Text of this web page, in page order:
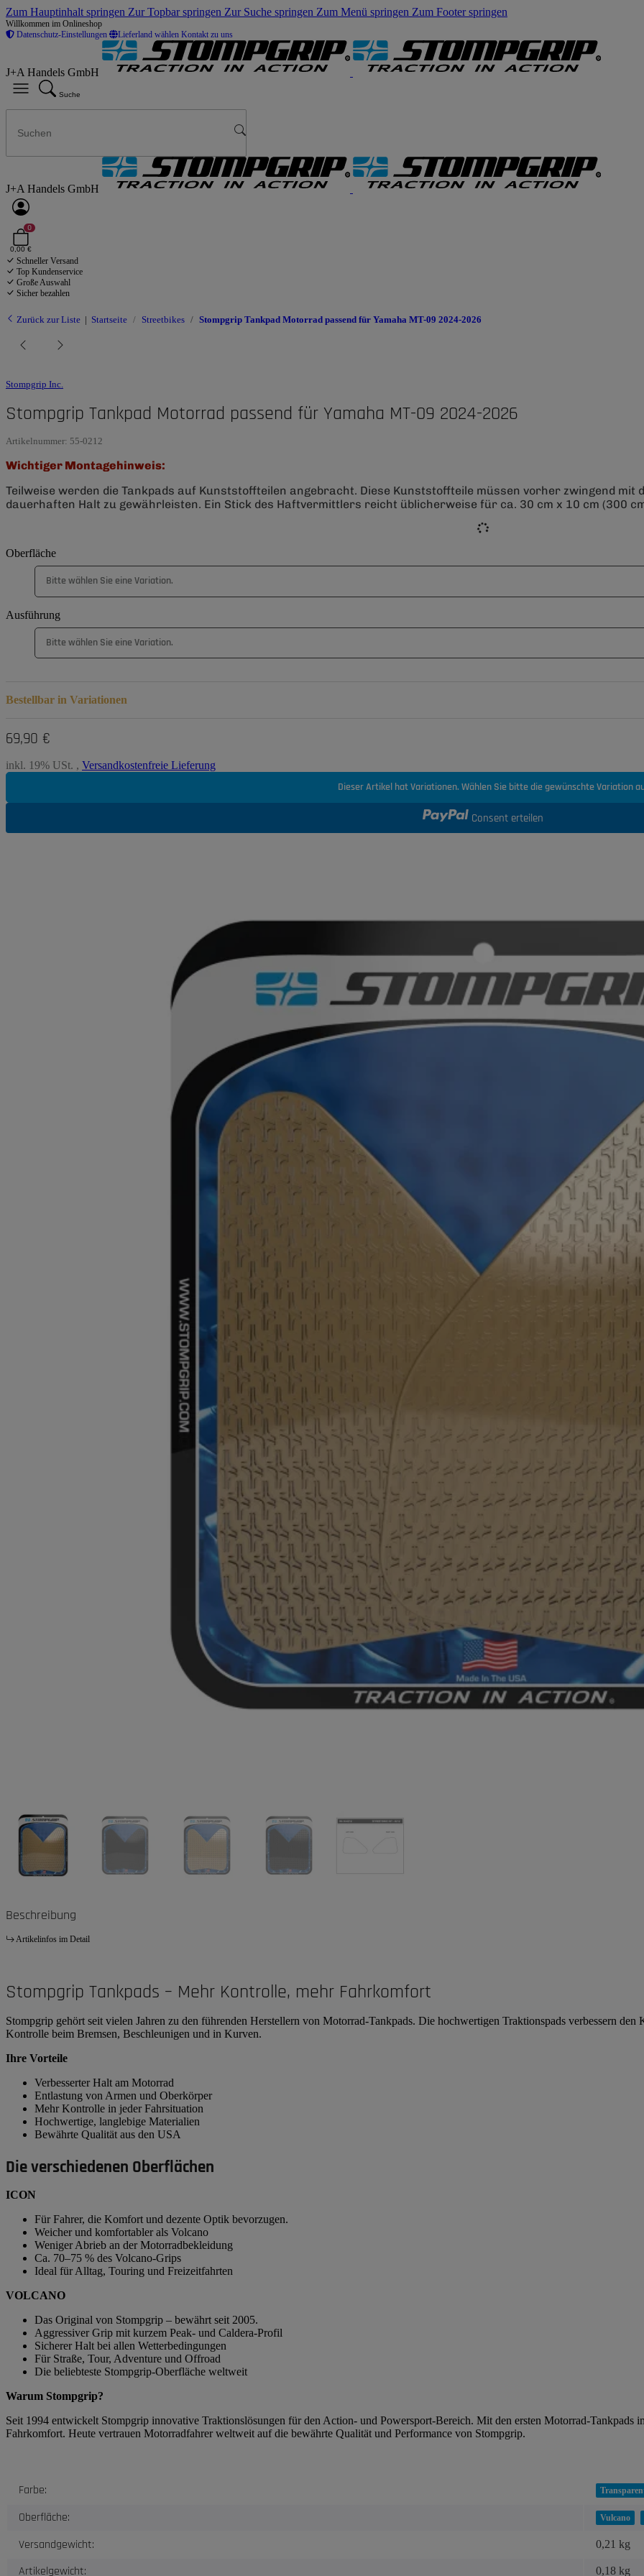
Zum Hauptinhalt springen Zur Topbar springen Zur Suche springen Zum Menü springen Zum Footer springen
Willkommen im Onlineshop
Datenschutz-Einstellungen
Lieferland wählen Kontakt zu uns
J+A Handels GmbH
Suche
J+A Handels GmbH
0
0,00 €
Schneller Versand
Top Kundenservice
Große Auswahl
Sicher bezahlen
Zurück zur Liste Startseite Streetbikes Stompgrip Tankpad Motorrad passend für Yamaha MT-09 2024-2026
Stompgrip Inc.
Stompgrip Tankpad Motorrad passend für Yamaha MT-09 2024-2026
Artikelnummer: 55-0212
Wichtiger Montagehinweis:
Teilweise werden die Tankpads auf Kunststoffteilen angebracht. Diese Kunststoffteile müssen vorher zwingend
dauerhaften Halt zu gewährleisten. Ein Stick des Haftvermittlers reicht üblicherweise für ca. 30 cm x 10 cm (300
Oberfläche
Bitte wählen Sie eine Variation.
Ausführung
Bitte wählen Sie eine Variation.
Bestellbar in Variationen
69,90 €
inkl. 19% USt. , Versandkostenfreie Lieferung
Dieser Artikel hat Variationen. Wählen Sie bitte die gewünschte Variation
Consent erteilen
Beschreibung
Artikelinfos im Detail
Stompgrip Tankpads – Mehr Kontrolle, mehr Fahrkomfort
Stompgrip gehört seit vielen Jahren zu den führenden Herstellern von Motorrad-Tankpads. Die hochwertigen Traktionspads verbessern
Kontrolle beim Bremsen, Beschleunigen und in Kurven.
Ihre Vorteile
Verbesserter Halt am Motorrad
Entlastung von Armen und Oberkörper
Mehr Kontrolle in jeder Fahrsituation
Hochwertige, langlebige Materialien
Bewährte Qualität aus den USA
Die verschiedenen Oberflächen
ICON
Für Fahrer, die Komfort und dezente Optik bevorzugen.
Weicher und komfortabler als Volcano
Weniger Abrieb an der Motorradbekleidung
Ca. 70–75 % des Volcano-Grips
Ideal für Alltag, Touring und Freizeitfahrten
VOLCANO
Das Original von Stompgrip – bewährt seit 2005.
Aggressiver Grip mit kurzem Peak- und Caldera-Profil
Sicherer Halt bei allen Wetterbedingungen
Für Straße, Tour, Adventure und Offroad
Die beliebteste Stompgrip-Oberfläche weltweit
Warum Stompgrip?
Seit 1994 entwickelt Stompgrip innovative Traktionslösungen für den Action- und Powersport-Bereich. Mit den ersten Motorrad-Tankpads
Fahrkomfort. Heute vertrauen Motorradfahrer weltweit auf die bewährte Qualität und Performance von Stompgrip.
Produkteigenschaft
Wert
Farbe:
Oberfläche: Vulcano
Versandgewicht: 0,21 kg
Artikelgewicht: 0,18 kg